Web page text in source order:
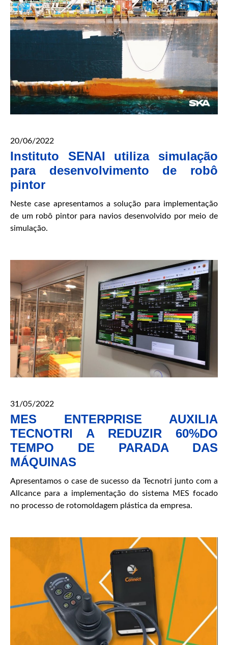
20/06/2022
Instituto SENAI utiliza simulação
para desenvolvimento de robô
pintor
Neste case apresentamos a solução para implementação
de um robô pintor para navios desenvolvido por meio de
simulação.
31/05/2022
MES ENTERPRISE AUXILIA
TECNOTRI A REDUZIR 60%DO
TEMPO DE PARADA DAS
MÁQUINAS
Apresentamos o case de sucesso da Tecnotri junto com a
Allcance para a implementação do sistema MES focado
no processo de rotomoldagem plástica da empresa.